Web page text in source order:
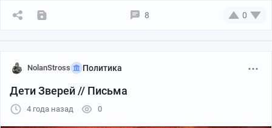
журналист Вольф Бурвиц, нацист до мозга костей, как
и она уверенный, что рано или поздно, на идеях
зарегистрировала «Wiking-Jugend» (Викинг-Югенд,
Молодежь викингов) неонацистскую организацию,
клон печально знаменитого Гитлерюгенда. Только в
8 0
NolanStross Политика
Дети Зверей // Письма
4 года назад 0